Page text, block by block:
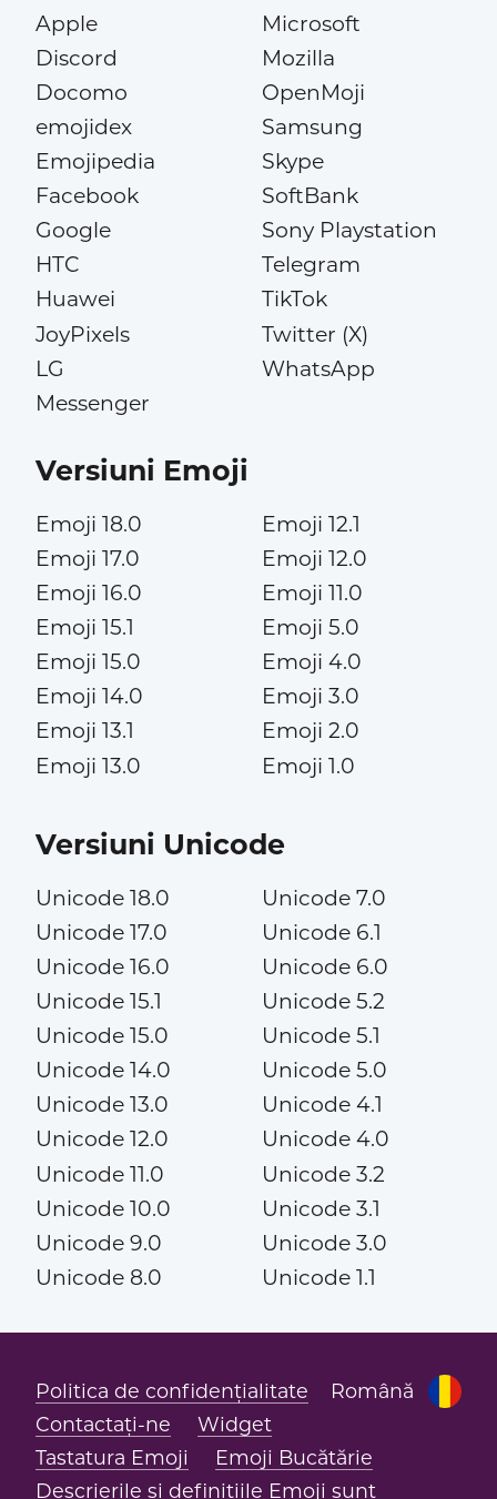
Apple
Discord
Docomo
emojidex
Emojipedia
Facebook
Google
HTC
Huawei
JoyPixels
LG
Messenger
Microsoft
Mozilla
OpenMoji
Samsung
Skype
SoftBank
Sony Playstation
Telegram
TikTok
Twitter (X)
WhatsApp
Versiuni Emoji
Emoji 18.0
Emoji 17.0
Emoji 16.0
Emoji 15.1
Emoji 15.0
Emoji 14.0
Emoji 13.1
Emoji 13.0
Emoji 12.1
Emoji 12.0
Emoji 11.0
Emoji 5.0
Emoji 4.0
Emoji 3.0
Emoji 2.0
Emoji 1.0
Versiuni Unicode
Unicode 18.0
Unicode 17.0
Unicode 16.0
Unicode 15.1
Unicode 15.0
Unicode 14.0
Unicode 13.0
Unicode 12.0
Unicode 11.0
Unicode 10.0
Unicode 9.0
Unicode 8.0
Unicode 7.0
Unicode 6.1
Unicode 6.0
Unicode 5.2
Unicode 5.1
Unicode 5.0
Unicode 4.1
Unicode 4.0
Unicode 3.2
Unicode 3.1
Unicode 3.0
Unicode 1.1
Română
Politica de confidențialitate
Contactați-ne
Widget
Tastatura Emoji
Emoji Bucătărie
Descrierile și definițiile Emoji sunt